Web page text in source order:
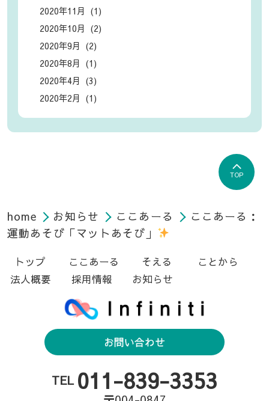
2020年11月 (1)
2020年10月 (2)
2020年9月 (2)
2020年8月 (1)
2020年4月 (3)
2020年2月 (1)
TOP
home お知らせ ここあーる
ここあーる：
運動あそび「マットあそび」
トップ ここあーる そえる
ことから
法人概要
採用情報 お知らせ
お問い合わせ
TEL 011-839-3353